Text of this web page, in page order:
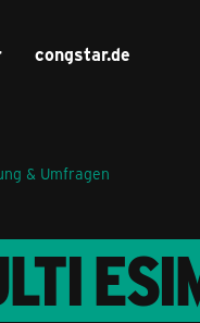
congstar.de
& Umfragen